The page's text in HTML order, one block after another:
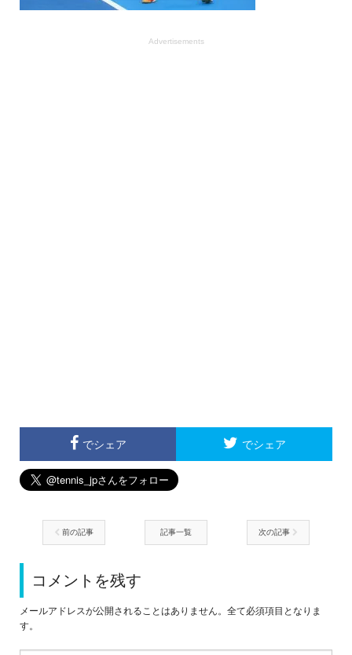
Advertisements
でシェア でシェア
前の記事 記事一覧 次の記事
コメントを残す
メールアドレスが公開されることはありません。全て必須項目となりま
す。